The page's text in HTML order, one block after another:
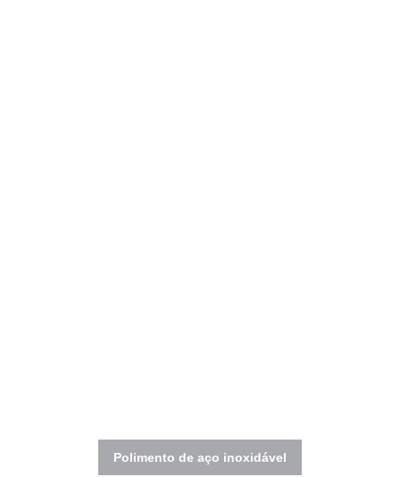
Polimento de aço inoxidável